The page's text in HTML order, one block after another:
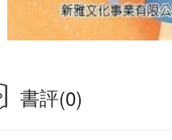
書評(0)